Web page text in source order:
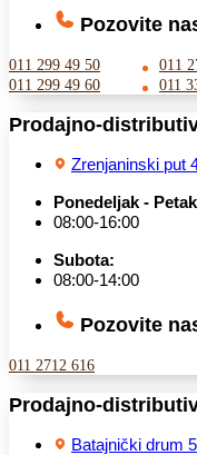
Pozovite
011 299 49 50 011
011 299 49 60
011
Prodajno-
Zrenjaninski put
Ponedeljak -
08:00-16:00
Subota:
08:00-14:00
Pozovite
011 2712 616
Prodajno-
Batajnički drum 5